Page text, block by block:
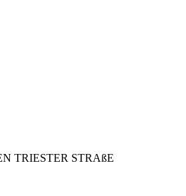
TRIESTER STRAßE